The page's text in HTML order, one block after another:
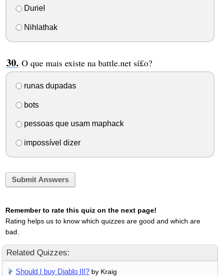
Duriel
Nihlathak
O que mais existe na battle.net sí£o?
runas dupadas
bots
pessoas que usam maphack
impossí­vel dizer
Submit Answers
Remember to rate this quiz on the next page!
Rating helps us to know which quizzes are good and which are
bad.
Related Quizzes:
Should I buy Diablo III? by Kraig